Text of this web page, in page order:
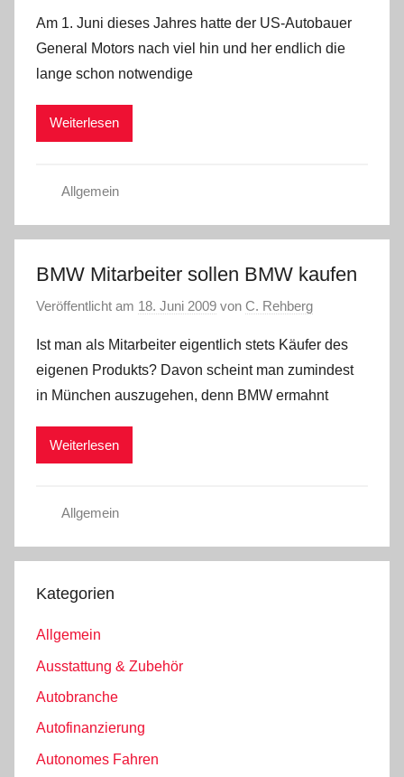
Am 1. Juni dieses Jahres hatte der US-Autobauer
General Motors nach viel hin und her endlich die
lange schon notwendige
Weiterlesen
Allgemein
BMW Mitarbeiter sollen BMW kaufen
Veröffentlicht am 18. Juni 2009 von C. Rehberg
Ist man als Mitarbeiter eigentlich stets Käufer des
eigenen Produkts? Davon scheint man zumindest
in München auszugehen, denn BMW ermahnt
Weiterlesen
Allgemein
Kategorien
Allgemein
Ausstattung & Zubehör
Autobranche
Autofinanzierung
Autonomes Fahren